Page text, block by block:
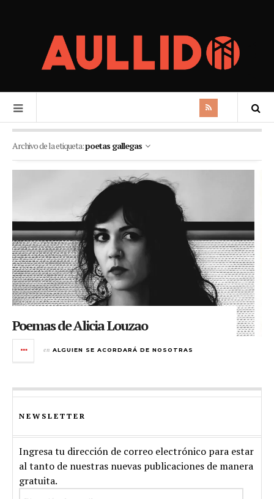
Archivo de la etiqueta:poetas gallegas
Poemas de Alicia Louzao
en ALGUIEN SE ACORDARÁ DE NOSOTRAS
NEWSLETTER
Ingresa tu dirección de correo electrónico para estar
al tanto de nuestras nuevas publicaciones de manera
gratuita.